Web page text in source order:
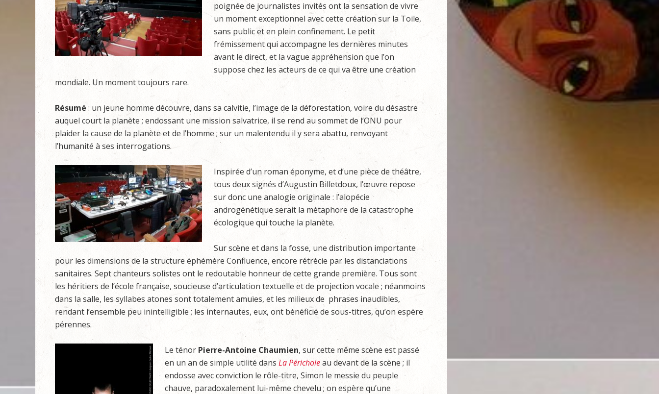
poignée de journalistes invités ont la sensation de vivre
un moment exceptionnel avec cette création sur la Toile,
sans public et en plein confinement. Le petit
frémissement qui accompagne les dernières minutes
avant le direct, et la vague appréhension que l’on
suppose chez les acteurs de ce qui va être une création
mondiale. Un moment toujours rare.
Résumé : un jeune homme découvre, dans sa calvitie, l’image de la déforestation, voire du désastre
auquel court la planète ; endossant une mission salvatrice, il se rend au sommet de l’ONU pour
plaider la cause de la planète et de l’homme ; sur un malentendu il y sera abattu, renvoyant
l’humanité à ses interrogations.
Inspirée d’un roman éponyme, et d’une pièce de théâtre,
tous deux signés d’Augustin Billetdoux, l’œuvre repose
sur donc une analogie originale : l’alopécie
androgénétique serait la métaphore de la catastrophe
écologique qui touche la planète.
Sur scène et dans la fosse, une distribution importante
pour les dimensions de la structure éphémère Confluence, encore rétrécie par les distanciations
sanitaires. Sept chanteurs solistes ont le redoutable honneur de cette grande première. Tous sont
les héritiers de l’école française, soucieuse d’articulation textuelle et de projection vocale ; néanmoins
dans la salle, les syllabes atones sont totalement amuïes, et les milieux de phrases inaudibles,
rendant l’ensemble peu inintelligible ; les internautes, eux, ont bénéficié de sous-titres, qu’on espère
pérennes.
Le ténorPierre-Antoine Chaumien, sur cette même scène est passé
en un an de simple utilité dans La Péricholeau devant de la scène ; il
endosse avec conviction le rôle-titre, Simon le messie du peuple
chauve, paradoxalement lui-même chevelu ; on espère qu’une